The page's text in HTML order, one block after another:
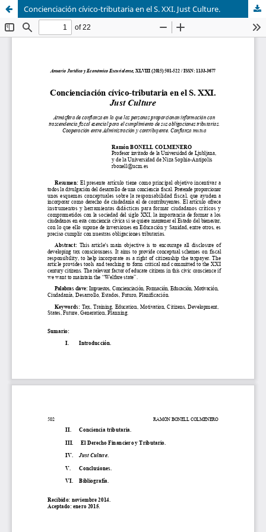
Concienciación cívico-tributaria en el S. XXI. Just Culture.